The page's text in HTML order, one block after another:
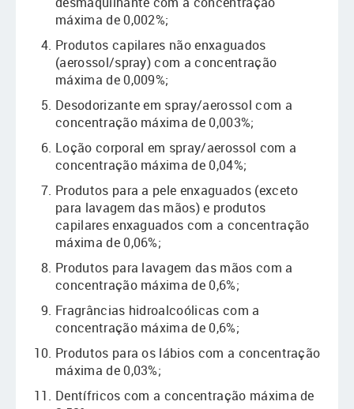
máxima de 0,002%;
Produtos capilares não enxaguados
(aerossol/spray) com a concentração
máxima de 0,009%;
Desodorizante em spray/aerossol com a
concentração máxima de 0,003%;
Loção corporal em spray/aerossol com a
concentração máxima de 0,04%;
Produtos para a pele enxaguados (exceto
para lavagem das mãos) e produtos
capilares enxaguados com a concentração
máxima de 0,06%;
Produtos para lavagem das mãos com a
concentração máxima de 0,6%;
Fragrâncias hidroalcoólicas com a
concentração máxima de 0,6%;
Produtos para os lábios com a concentração
máxima de 0,03%;
Dentífricos com a concentração máxima de